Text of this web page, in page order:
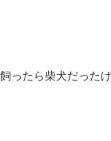
ったら柴犬だった